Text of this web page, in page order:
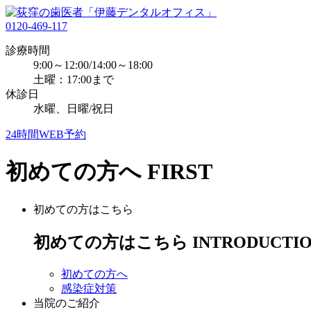
0120-469-117
診療時間
9:00～12:00/14:00～18:00
土曜：17:00まで
休診日
水曜、日曜/祝日
24時間WEB予約
初めての方へ FIRST
初めての方はこちら
初めての方はこちら
初めての方へ
感染症対策
当院のご紹介